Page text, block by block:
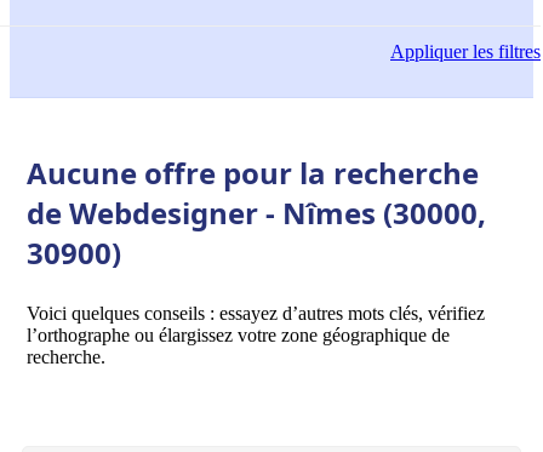
Appliquerles filtres
Aucune offre pour la recherche
de Webdesigner - Nîmes (30000,
30900)
Voici quelques conseils : essayez d’autres mots clés, vérifiez
l’orthographe ou élargissez votre zone géographique de
recherche.